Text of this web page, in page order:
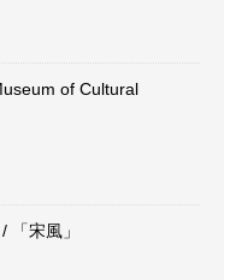
of Cultural
「宋風」